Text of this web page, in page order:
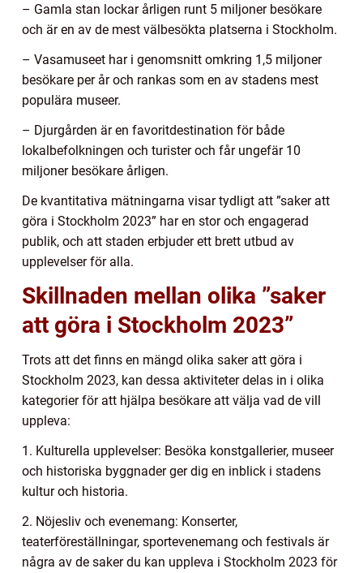
– Gamla stan lockar årligen runt 5 miljoner besökare
och är en av de mest välbesökta platserna i Stockholm.
– Vasamuseet har i genomsnitt omkring 1,5 miljoner
besökare per år och rankas som en av stadens mest
populära museer.
– Djurgården är en favoritdestination för både
lokalbefolkningen och turister och får ungefär 10
miljoner besökare årligen.
De kvantitativa mätningarna visar tydligt att ”saker att
göra i Stockholm 2023” har en stor och engagerad
publik, och att staden erbjuder ett brett utbud av
upplevelser för alla.
Skillnaden mellan olika ”saker
att göra i Stockholm 2023”
Trots att det finns en mängd olika saker att göra i
Stockholm 2023, kan dessa aktiviteter delas in i olika
kategorier för att hjälpa besökare att välja vad de vill
uppleva:
1. Kulturella upplevelser: Besöka konstgallerier, museer
och historiska byggnader ger dig en inblick i stadens
kultur och historia.
2. Nöjesliv och evenemang: Konserter,
teaterföreställningar, sportevenemang och festivals är
några av de saker du kan uppleva i Stockholm 2023 för